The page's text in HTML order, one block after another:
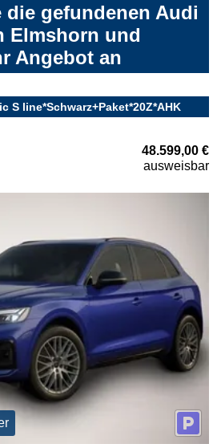
die gefundenen Audi
Elmshorn und
Angebot an
S line*Schwarz+Paket*20Z*AHK
48.599,00 €
ausweisbar